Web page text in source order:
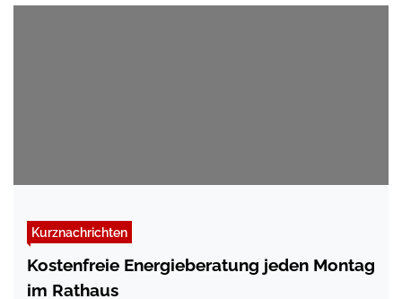
Kurznachrichten
Kostenfreie Energieberatung jeden Montag
im Rathaus